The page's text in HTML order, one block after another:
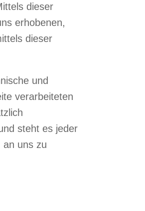
dieser
erhobenen,
dieser
und
verarbeiteten
steht es jeder
an uns zu